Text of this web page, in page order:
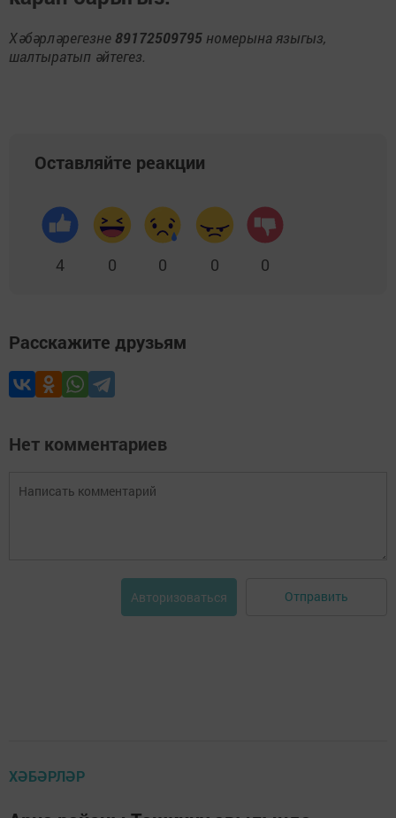
Хәбәрләрегезне 89172509795 номерына языгыз,
шалтыратып әйтегез.
Оставляйте реакции
4 0 0 0 0
Расскажите друзьям
Нет комментариев
Авторизоваться Отправить
ХӘБӘРЛӘР